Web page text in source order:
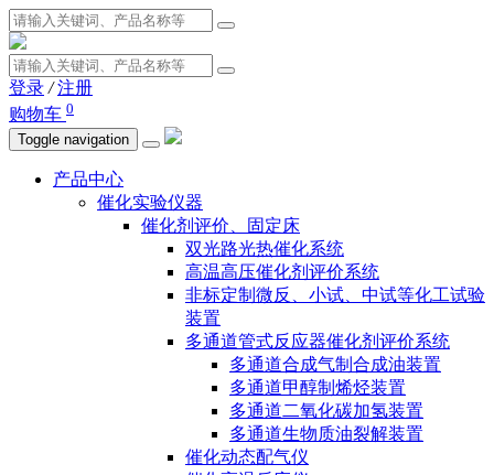
登录 / 注册
购物车 0
Toggle navigation
产品中心
催化实验仪器
催化剂评价、固定床
双光路光热催化系统
高温高压催化剂评价系统
非标定制微反、小试、中试等化工试验
装置
多通道管式反应器催化剂评价系统
多通道合成气制合成油装置
多通道甲醇制烯烃装置
多通道二氧化碳加氢装置
多通道生物质油裂解装置
催化动态配气仪